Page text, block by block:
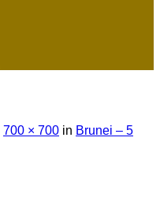
700 × 700 in Brunei – 5